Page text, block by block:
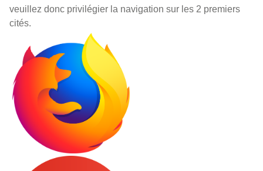
veuillez donc privilégier la navigation sur les 2 premiers
cités.